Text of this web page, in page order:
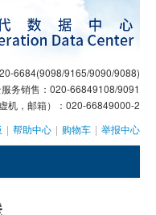
6684(9098/9165/9090/9088)
务销售：020-66849108/9091
机，邮箱）：020-66849000-2
| 帮助中心 | 购物车 | 举报中心